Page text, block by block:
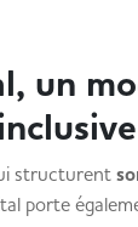
un
structurent
porte